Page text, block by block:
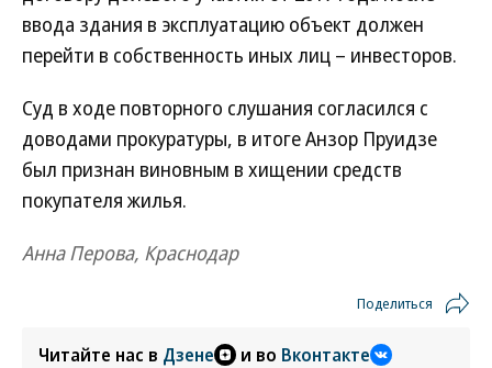
ввода здания в эксплуатацию объект должен
перейти в собственность иных лиц – инвесторов.
Суд в ходе повторного слушания согласился с
доводами прокуратуры, в итоге Анзор Пруидзе
был признан виновным в хищении средств
покупателя жилья.
Анна Перова, Краснодар
Поделиться
Читайте нас в Дзене и во Вконтакте